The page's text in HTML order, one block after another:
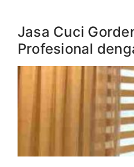
Jasa Cuci
Profesional